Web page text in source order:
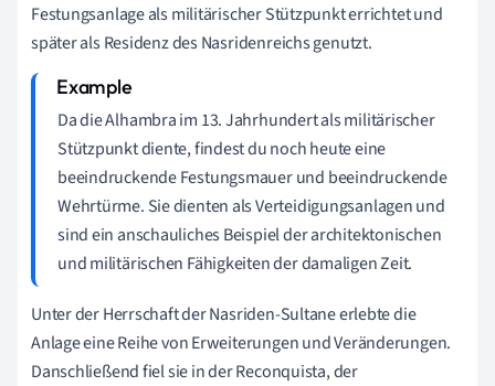
Festungsanlage als militärischer Stützpunkt errichtet und
später als Residenz des Nasridenreichs genutzt.
Da die Alhambra im 13. Jahrhundert als militärischer
Stützpunkt diente, findest du noch heute eine
beeindruckende Festungsmauer und beeindruckende
Wehrtürme. Sie dienten als Verteidigungsanlagen und
sind ein anschauliches Beispiel der architektonischen
und militärischen Fähigkeiten der damaligen Zeit.
Unter der Herrschaft der Nasriden-Sultane erlebte die
Anlage eine Reihe von Erweiterungen und Veränderungen.
Danschließend fiel sie in der Reconquista, der